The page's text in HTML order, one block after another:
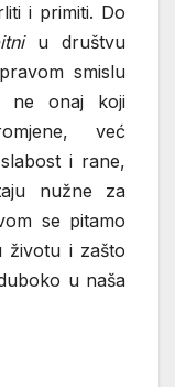
i primiti. Do
u društvu
smislu
ne onaj koji
već
i rane,
nužne za
se pitamo
životu i zašto
u naša